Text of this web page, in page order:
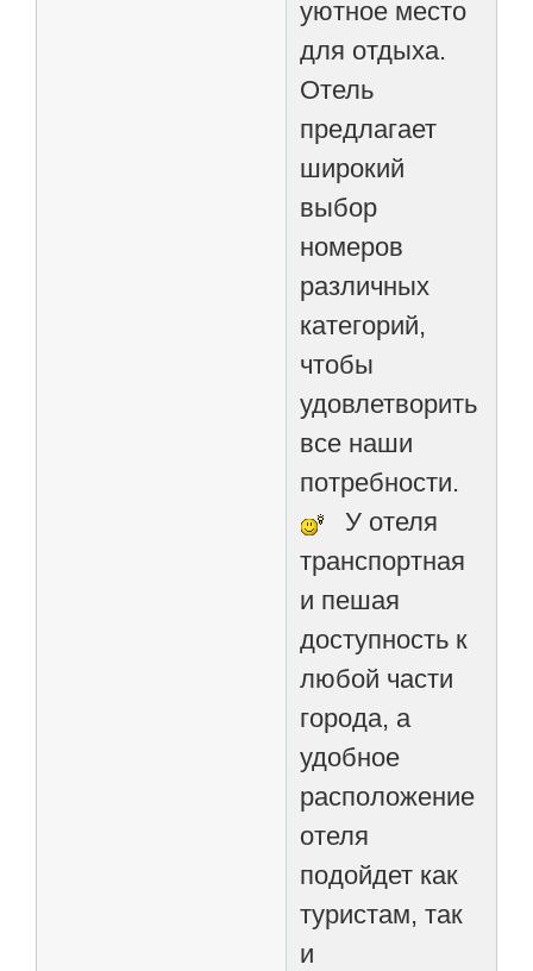
уютное место
для отдыха.
Отель
предлагает
широкий
выбор
номеров
различных
категорий,
чтобы
удовлетворить
все наши
потребности.
У отеля
транспортная
и пешая
доступность к
любой части
города, а
удобное
расположение
отеля
подойдет как
туристам, так
и